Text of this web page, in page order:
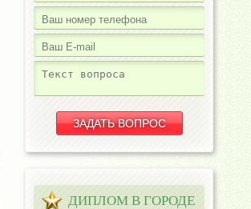
ДИПЛОМ В ГОРОДЕ